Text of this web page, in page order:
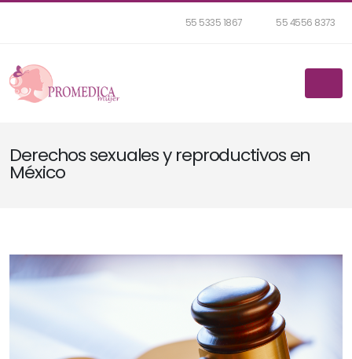
55 5335 1867 55 4556 8373
Derechos sexuales y reproductivos en
México